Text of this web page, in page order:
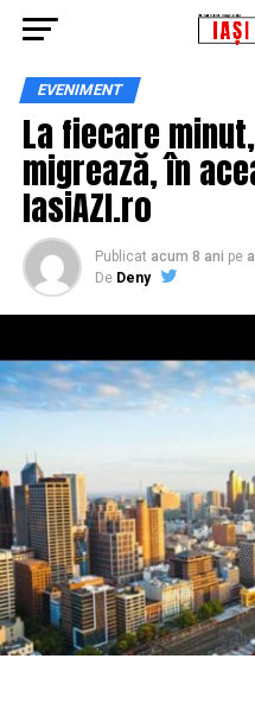
EVENIMENT
La fiecare
migrează, în
IasiAZI.ro
Publicat acum 8 ani pe
De Deny